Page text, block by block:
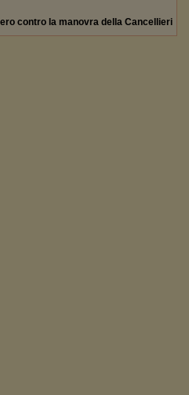
contro la manovra della Cancellieri